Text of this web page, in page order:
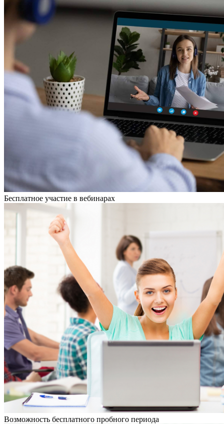
Бесплатное участие в вебинарах
Возможность бесплатного пробного периода